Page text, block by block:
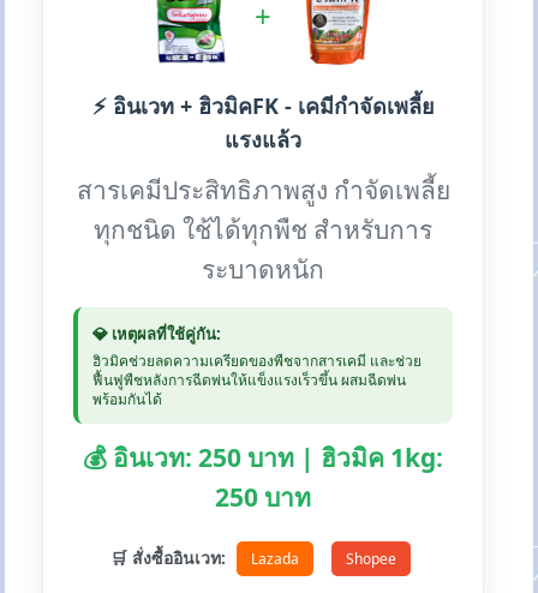
+
⚡ อินเวท + ฮิวมิคFK - เคมีกำจัดเพลี้ย
แรงแล้ว
สารเคมีประสิทธิภาพสูง กำจัดเพลี้ย
ทุกชนิด ใช้ได้ทุกพืช สำหรับการ
ระบาดหนัก
💎 เหตุผลที่ใช้คู่กัน:
ฮิวมิคช่วยลดความเครียดของพืชจากสารเคมี และช่วย
ฟื้นฟูพืชหลังการฉีดพ่นให้แข็งแรงเร็วขึ้น ผสมฉีดพ่น
พร้อมกันได้
💰 อินเวท: 250 บาท | ฮิวมิค 1kg:
250 บาท
🛒 สั่งซื้ออินเวท: Lazada Shopee